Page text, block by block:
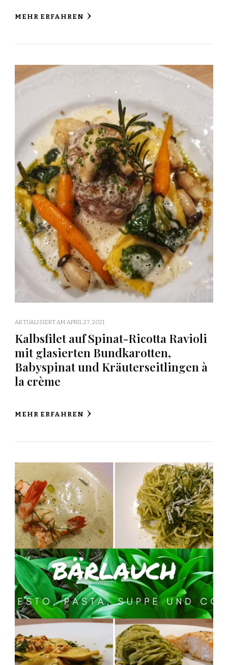
MEHR ERFAHREN
AKTUALISIERT AM APRIL 27, 2021
Kalbsfilet auf Spinat-Ricotta Ravioli
mit glasierten Bundkarotten,
Babyspinat und Kräuterseitlingen à
la crème
MEHR ERFAHREN